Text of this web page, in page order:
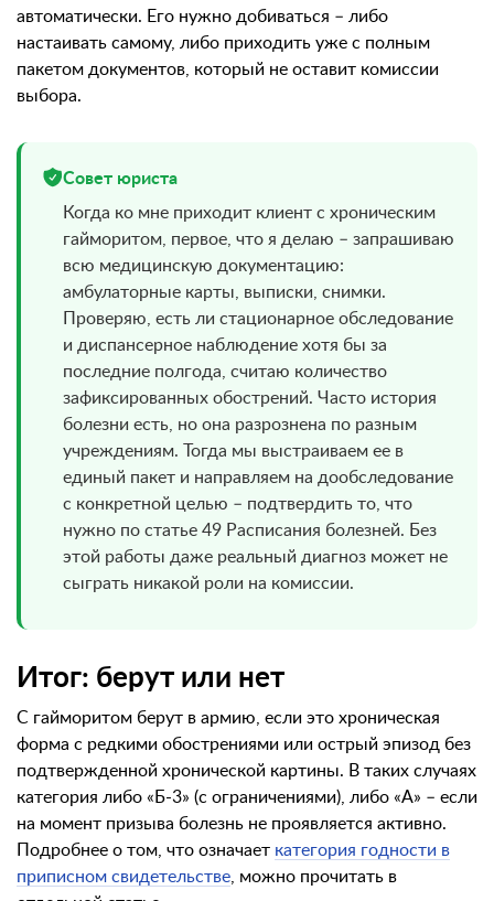
автоматически. Его нужно добиваться – либо
настаивать самому, либо приходить уже с полным
пакетом документов, который не оставит комиссии
выбора.
Совет юриста
Когда ко мне приходит клиент с хроническим
гайморитом, первое, что я делаю – запрашиваю
всю медицинскую документацию:
амбулаторные карты, выписки, снимки.
Проверяю, есть ли стационарное обследование
и диспансерное наблюдение хотя бы за
последние полгода, считаю количество
зафиксированных обострений. Часто история
болезни есть, но она разрознена по разным
учреждениям. Тогда мы выстраиваем ее в
единый пакет и направляем на дообследование
с конкретной целью – подтвердить то, что
нужно по статье 49 Расписания болезней. Без
этой работы даже реальный диагноз может не
сыграть никакой роли на комиссии.
Итог: берут или нет
С гайморитом берут в армию, если это хроническая
форма с редкими обострениями или острый эпизод без
подтвержденной хронической картины. В таких случаях
категория либо «Б-3» (с ограничениями), либо «А» – если
на момент призыва болезнь не проявляется активно.
Подробнее о том, что означает категория годности в
приписном свидетельстве , можно прочитать в